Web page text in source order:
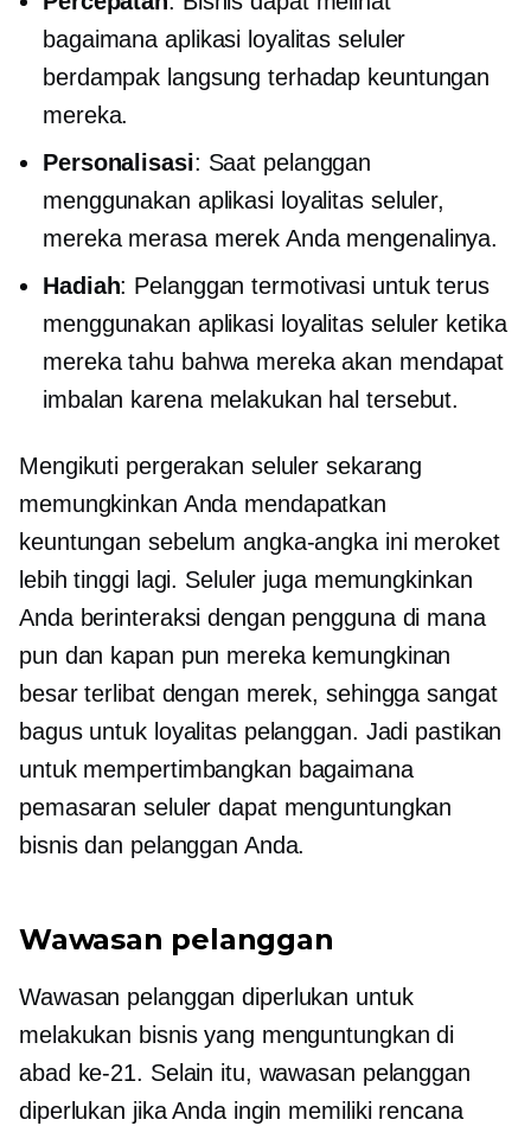
bagaimana aplikasi loyalitas seluler
berdampak langsung terhadap keuntungan
mereka.
Personalisasi: Saat pelanggan
menggunakan aplikasi loyalitas seluler,
mereka merasa merek Anda mengenalinya.
Hadiah: Pelanggan termotivasi untuk terus
menggunakan aplikasi loyalitas seluler ketika
mereka tahu bahwa mereka akan mendapat
imbalan karena melakukan hal tersebut.
Mengikuti pergerakan seluler sekarang
memungkinkan Anda mendapatkan
keuntungan sebelum angka-angka ini meroket
lebih tinggi lagi. Seluler juga memungkinkan
Anda berinteraksi dengan pengguna di mana
pun dan kapan pun mereka kemungkinan
besar terlibat dengan merek, sehingga sangat
bagus untuk loyalitas pelanggan. Jadi pastikan
untuk mempertimbangkan bagaimana
pemasaran seluler dapat menguntungkan
bisnis dan pelanggan Anda.
Wawasan pelanggan
Wawasan pelanggan diperlukan untuk
melakukan bisnis yang menguntungkan di
abad ke-21. Selain itu, wawasan pelanggan
diperlukan jika Anda ingin memiliki rencana